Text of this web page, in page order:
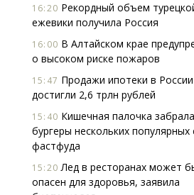
16:20 Рекордный объем
ежевики получила Россия
16:00 В Алтайском крае
о высоком риске пожаров
15:47 Продажи ипотеки в России
достигли 2,6 трлн рублей
15:40 Кишечная палочка
бургеры нескольких популярных
фастфуда
15:20 Лед в ресторанах может
опасен для здоровья, заявила